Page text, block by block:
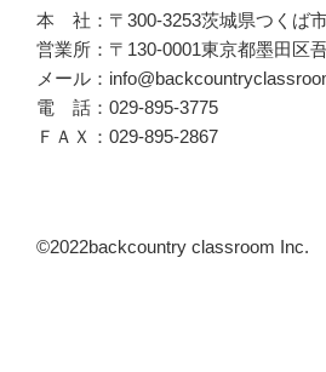
本 社：〒300-3253茨城県つくば
営業所：〒130-0001東京都墨田区
メール：
電 話：029-895-3775
ＦＡＸ：029-895-2867
©2022backcountry classroom Inc.